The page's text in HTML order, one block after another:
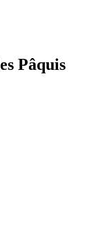
Pâquis